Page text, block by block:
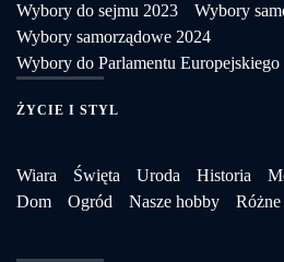
Wybory do sejmu 2023
Wybory
Wybory samorządowe 2024
Wybory do Parlamentu Europejskiego
ŻYCIE I STYL
Wiara Święta Uroda Historia
Dom
Ogród Nasze hobby Różne